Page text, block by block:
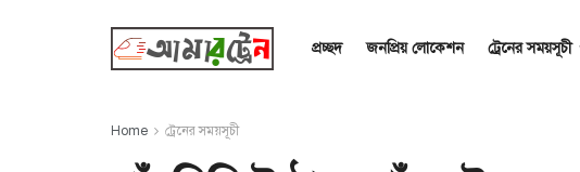
প্রচ্ছদ জনপ্রিয় লোকেশন ট্রেনের সময়সূচী
Home ট্রেনের সময়সূচী